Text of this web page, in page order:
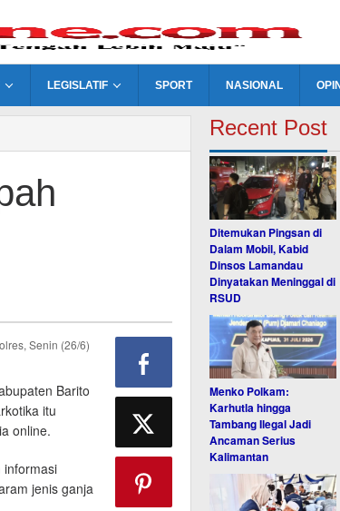
LEGISLATIF SPORT NASIONAL OPINI
Senin (26/6)
Barito
itu
online.
informasi
jenis ganja
Recent Post
Ditemukan Pingsan di
Dalam Mobil, Kabid
Dinsos Lamandau
Dinyatakan Meninggal di
RSUD
Menko Polkam:
Karhutla hingga
Tambang Ilegal Jadi
Ancaman Serius
Kalimantan